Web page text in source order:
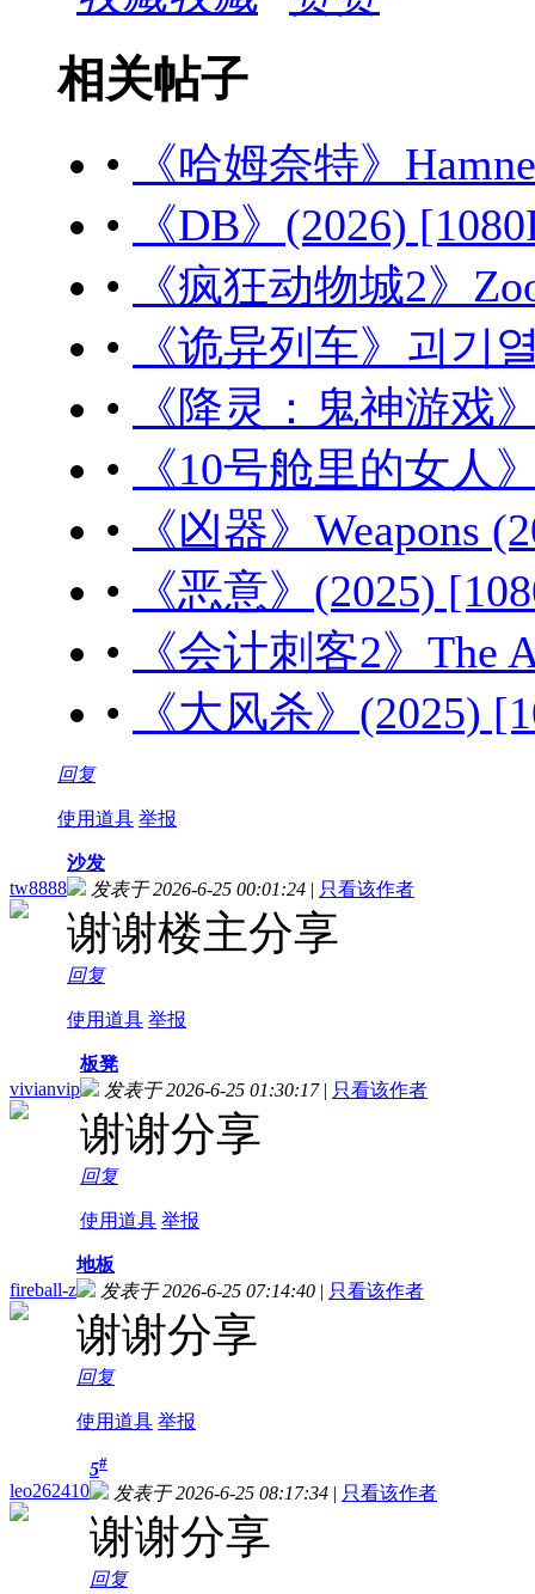
相关帖子
•
《哈姆奈特》
•
《DB》(2026)
•
《疯狂动物城2》
•
《诡异列车》괴기
•
《降灵：鬼神游戏
•
《10号舱里的女人
•
《凶器》Weapons
•
《恶意》(2025)
•
《会计刺客2》The
•
《大风杀》(2025)
回复
使用道具 举报
tw8888
沙发
发表于 2026-6-25 00:01:24 | 只看该作者
谢谢楼主分享
回复
使用道具 举报
vivianvip
板凳
发表于 2026-6-25 01:30:17 | 只看该作者
谢谢分享
回复
使用道具 举报
fireball-z
地板
发表于 2026-6-25 07:14:40 | 只看该作者
谢谢分享
回复
使用道具 举报
leo262410
5#
发表于 2026-6-25 08:17:34 | 只看该作者
谢谢分享
回复